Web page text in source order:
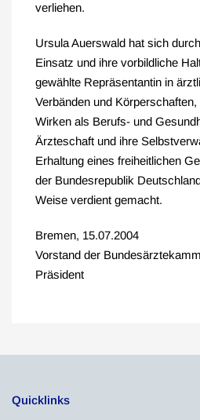
verliehen.
Ursula Auerswald hat sich
Einsatz und ihre vorbildliche
gewählte Repräsentantin in
Verbänden und
Wirken als Berufs- und
Ärzteschaft und ihre
Erhaltung eines freiheitlichen
der Bundesrepublik
Weise verdient gemacht.
Bremen, 15.07.2004
Vorstand der
Präsident
Quicklinks